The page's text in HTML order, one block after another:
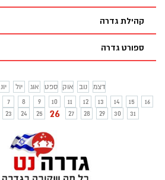
קהילת גדרה
ספורט גדרה
יונ יול אוג ספט אוק נוב
דצמ
7 8 9 10 11 12 13 14 15
16
23 24 25 26 27 28 29 30 31